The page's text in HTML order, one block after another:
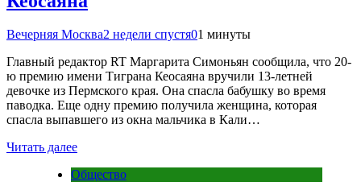
Вечерняя Москва2 недели спустя01 минуты
Главный редактор RT Маргарита Симоньян сообщила, что 20-
ю премию имени Тиграна Кеосаяна вручили 13-летней
девочке из Пермского края. Она спасла бабушку во время
паводка. Еще одну премию получила женщина, которая
спасла выпавшего из окна мальчика в Кали…
Читать далее
Общество